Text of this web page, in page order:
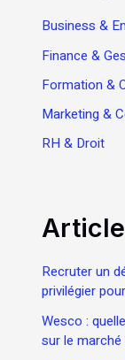
Business &
Finance &
Formation &
Marketing &
RH & Droit
Recruter un
privilégier
Wesco :
sur le